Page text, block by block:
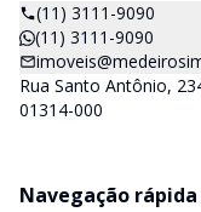
(11) 3111-9090
(11) 3111-9090
Rua Santo Antônio,
01314-000
Navegação rápida